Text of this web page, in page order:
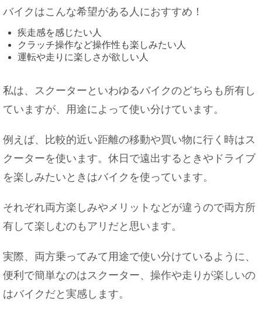
バイクはこんな希望がある人におすすめ！
疾走感を感じたい人
クラッチ操作など操作性も楽しみたい人
運転や走りに楽しさが欲しい人
私は、スクーターといわゆるバイクのどちらも所有し
ていますが、用途によって使い分けています。
例えば、比較的近い距離の移動や買い物に行く時はス
クーターを使います。休日で遠出するときやドライブ
を楽しみたいときはバイクを使っています。
それぞれ両方楽しみやメリットなどが違うので両方所
有して楽しむのもアリだと思います。
実際、両方乗ってみて用途で使い分けているように、
便利で簡単なのはスクーター、操作や走りが楽しいの
はバイクだと実感します。